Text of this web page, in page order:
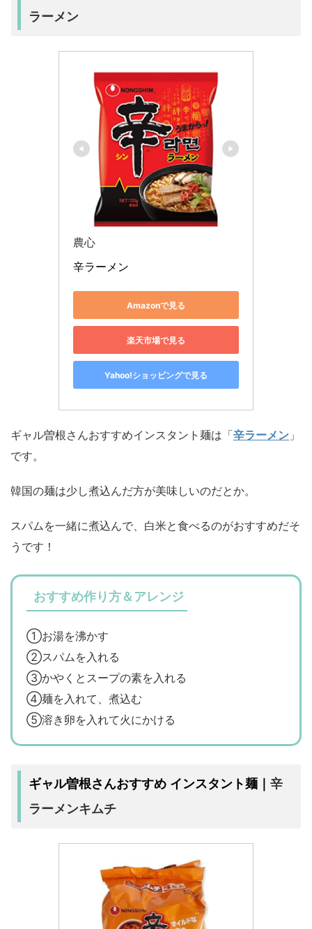
ラーメン
農心
辛ラーメン
Amazonで見る
楽天市場で見る
Yahoo!ショッピングで見る
ギャル曽根さんおすすめインスタント麺は「辛ラーメン 」
です。
韓国の麺は少し煮込んだ方が美味しいのだとか。
スパムを一緒に煮込んで、白米と食べるのがおすすめだそ
うです！
おすすめ作り方＆アレンジ
①お湯を沸かす
②スパムを入れる
③かやくとスープの素を入れる
④麺を入れて、煮込む
⑤溶き卵を入れて火にかける
ギャル曽根さんおすすめ インスタント麺｜辛
ラーメンキムチ